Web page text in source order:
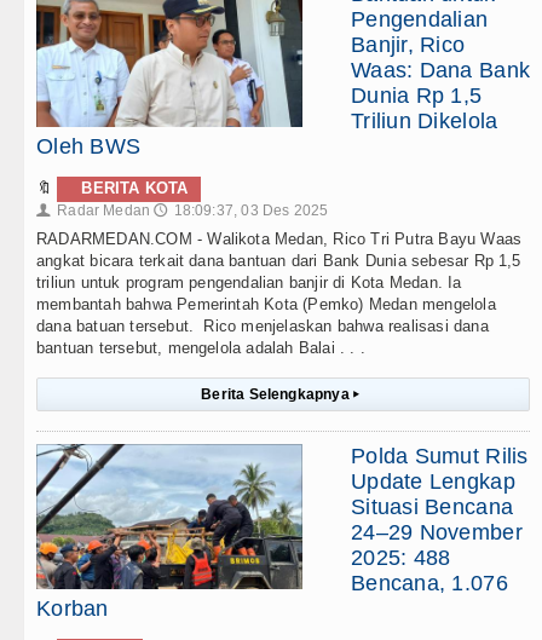
Pengendalian
Banjir, Rico
Waas: Dana Bank
Dunia Rp 1,5
Triliun Dikelola
Oleh BWS
🔖 BERITA KOTA
👤 Radar Medan 🕔 18:09:37, 03 Des 2025
RADARMEDAN.COM - Walikota Medan, Rico Tri Putra Bayu Waas
angkat bicara terkait dana bantuan dari Bank Dunia sebesar Rp 1,5
triliun untuk program pengendalian banjir di Kota Medan. Ia
membantah bahwa Pemerintah Kota (Pemko) Medan mengelola
dana batuan tersebut. Rico menjelaskan bahwa realisasi dana
bantuan tersebut, mengelola adalah Balai . . .
Berita Selengkapnya ▸
Polda Sumut Rilis
Update Lengkap
Situasi Bencana
24–29 November
2025: 488
Bencana, 1.076
Korban